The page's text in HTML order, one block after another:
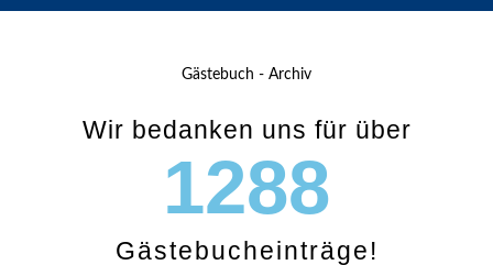
Gästebuch - Archiv
Wir bedanken uns für über
Gästebucheinträge!
1288